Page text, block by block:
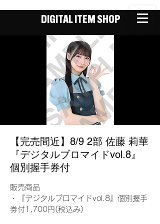
DIGITAL ITEM SHOP
【完売間近】8/9 2部 佐藤 莉華
『デジタルブロマイドvol.8』
個別握手券付
販売商品
・『デジタルブロマイドvol.8』個別握手
券付1,700円(税込み)